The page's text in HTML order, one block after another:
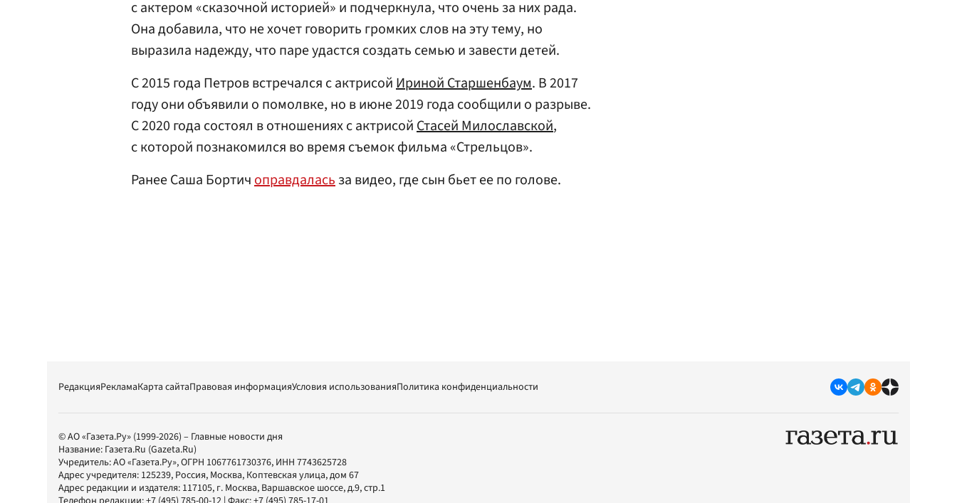
с актером «сказочной историей» и подчеркнула, что очень за них рада.
Она добавила, что не хочет говорить громких слов на эту тему, но
выразила надежду, что паре удастся создать семью и завести детей.
С 2015 года Петров встречался с актрисойИриной Старшенбаум. В 2017
году они объявили о помолвке, но в июне 2019 года сообщили о разрыве.
С 2020 года состоял в отношениях с актрисойСтасей Милославской,
с которой познакомился во время съемок фильма «Стрельцов».
Ранее Саша Бортичоправдаласьза видео, где сын бьет ее по голове.
РедакцияРекламаКарта сайтаПравовая информацияУсловия использованияПолитика конфиденциальности
© АО «Газета.Ру» (1999-2026) – Главные новости дня
Название: Газета.Ru (Gazeta.Ru)
Учредитель:АО «Газета.Ру», ОГРН 1067761730376, ИНН 7743625728
Адрес учредителя: 125239, Россия, Москва, Коптевская улица, дом 67
Адрес редакции и издателя: 117105, г. Москва, Варшавское шоссе, д.9, стр.1